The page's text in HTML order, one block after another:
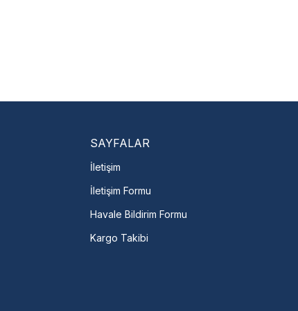
SAYFALAR
İletişim
İletişim Formu
Havale Bildirim Formu
Kargo Takibi